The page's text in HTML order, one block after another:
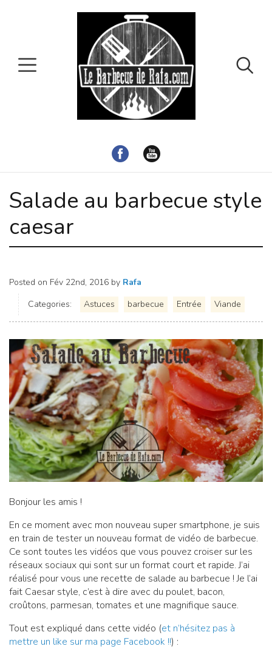
Salade au barbecue style
caesar
Posted on Fév 22nd, 2016 by Rafa
Categories:
Astuces barbecue Entrée Viande
Bonjour les amis !
En ce moment avec mon nouveau super smartphone, je suis
en train de tester un nouveau format de vidéo de barbecue.
Ce sont toutes les vidéos que vous pouvez croiser sur les
réseaux sociaux qui sont sur un format court et rapide. J’ai
réalisé pour vous une recette de salade au barbecue ! Je l’ai
fait Caesar style, c’est à dire avec du poulet, bacon,
croûtons, parmesan, tomates et une magnifique sauce.
Tout est expliqué dans cette vidéo (et n’hésitez pas à
mettre un like sur ma page Facebook !!) :